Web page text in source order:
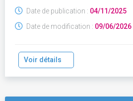
Date de publication : 04/11/2025
Date de modification : 09/06/2026
Voir détails